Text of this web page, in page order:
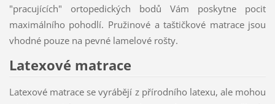
"pracujících" ortopedických bodů Vám poskytne pocit
maximálního pohodlí. Pružinové a taštičkové matrace jsou
vhodné pouze na pevné lamelové rošty.
Latexové matrace
Latexové matrace se vyrábějí z přírodního latexu, ale mohou